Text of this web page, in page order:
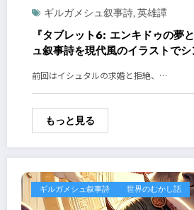
ギルガメシュ叙事詩, 英雄譚
『タブレット6: エンキドゥの夢
ュ叙事詩を現代風のイラストでシ
前回はイシュタルの求婚と拒絶、…
もっと見る
ギルガメシュ叙事詩 世界のむかし話